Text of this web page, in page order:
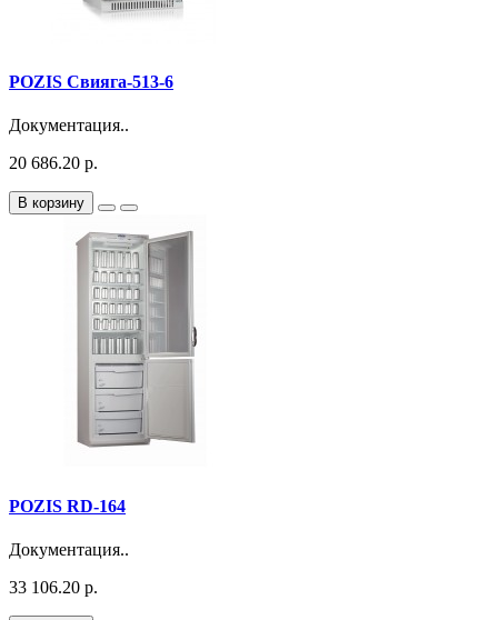
POZIS Cвияга-513-6
Документация..
20 686.20 р.
В корзину
POZIS RD-164
Документация..
33 106.20 р.